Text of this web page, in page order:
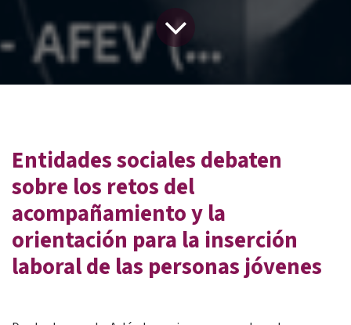
Entidades sociales debaten
sobre los retos del
acompañamiento y la
orientación para la inserción
laboral de las personas jóvenes